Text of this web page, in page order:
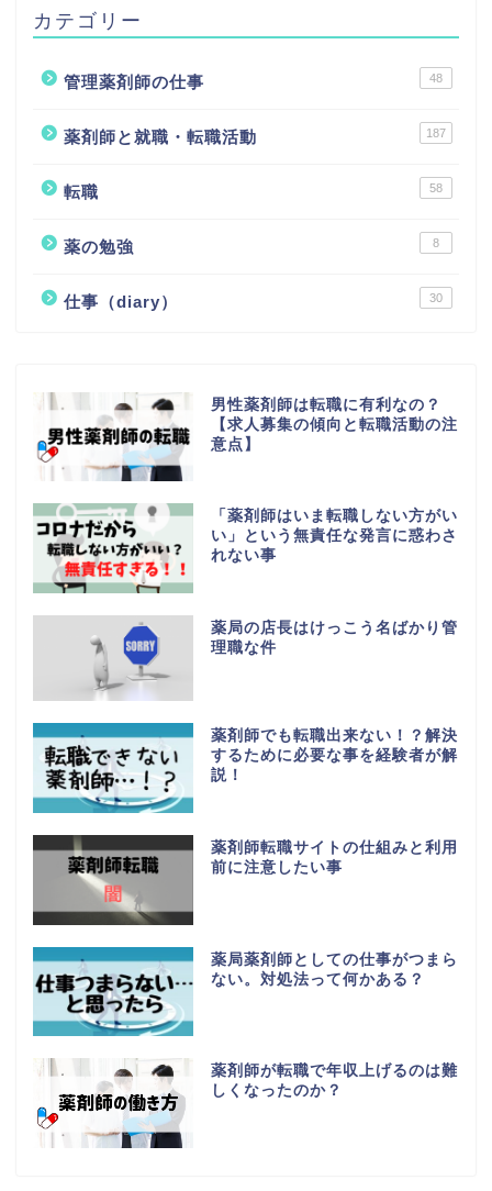
カテゴリー
管理薬剤師の仕事 48
薬剤師と就職・転職活動 187
転職 58
薬の勉強 8
仕事（diary） 30
男性薬剤師は転職に有利なの？
【求人募集の傾向と転職活動の注
意点】
「薬剤師はいま転職しない方がい
い」という無責任な発言に惑わさ
れない事
薬局の店長はけっこう名ばかり管
理職な件
薬剤師でも転職出来ない！？解決
するために必要な事を経験者が解
説！
薬剤師転職サイトの仕組みと利用
前に注意したい事
薬局薬剤師としての仕事がつまら
ない。対処法って何かある？
薬剤師が転職で年収上げるのは難
しくなったのか？